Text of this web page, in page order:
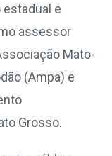
e
assessor
Mato-
(Ampa) e
Grosso.